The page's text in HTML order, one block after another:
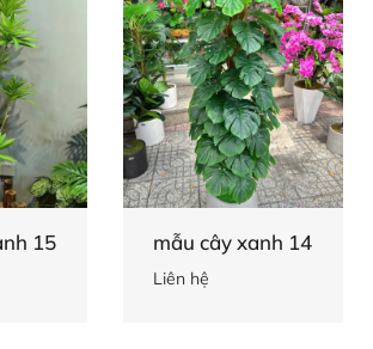
15 mẫu cây xanh 14
Liên hệ